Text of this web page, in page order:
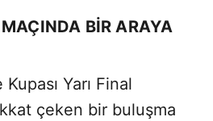
BİR ARAYA
Yarı Final
çeken bir buluşma